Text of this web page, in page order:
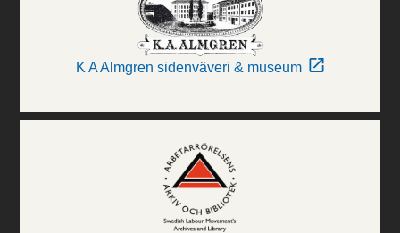
K A Almgren sidenväveri & museum